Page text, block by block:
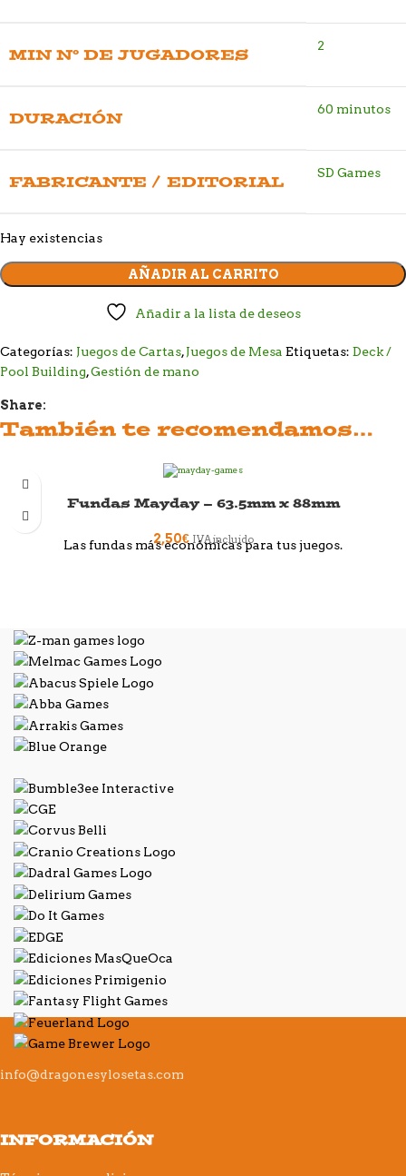
MIN Nº DE JUGADORES 2
DURACIÓN 60 minutos
FABRICANTE / EDITORIAL SD Games
Hay existencias
AÑADIR AL CARRITO
Añadir a la lista de deseos
Categorías: Juegos de Cartas,Juegos de Mesa Etiquetas: Deck /
Pool Building,Gestión de mano
Share:
También te recomendamos…
Fundas Mayday – 63.5mm x 88mm
2,50€ IVA incluido
Las fundas más económicas para tus juegos.
info@dragonesylosetas.com
INFORMACIÓN